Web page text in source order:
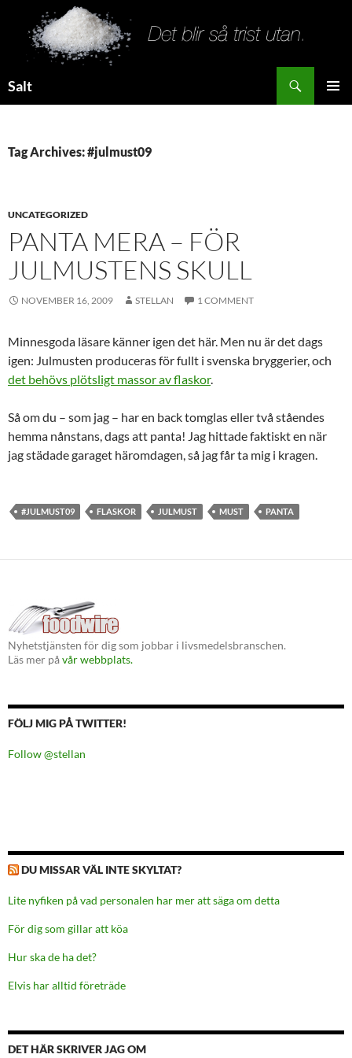
Salt
Tag Archives: #julmust09
UNCATEGORIZED
PANTA MERA – FÖR
JULMUSTENS SKULL
NOVEMBER 16, 2009 STELLAN 1 COMMENT
Minnesgoda läsare känner igen det här. Men nu är det dags
igen: Julmusten produceras för fullt i svenska bryggerier, och
det behövs plötsligt massor av flaskor.
Så om du – som jag – har en back tomglas eller två ståendes
hemma nånstans, dags att panta! Jag hittade faktiskt en när
jag städade garaget häromdagen, så jag får ta mig i kragen.
#JULMUST09 FLASKOR JULMUST MUST PANTA
Nyhetstjänsten för dig som jobbar i livsmedelsbranschen.
Läs mer påvår webbplats.
FÖLJ MIG PÅ TWITTER!
Follow @stellan
DU MISSAR VÄL INTE SKYLTAT?
Lite nyfiken på vad personalen har mer att säga om detta
För dig som gillar att köa
Hur ska de ha det?
Elvis har alltid företräde
DET HÄR SKRIVER JAG OM